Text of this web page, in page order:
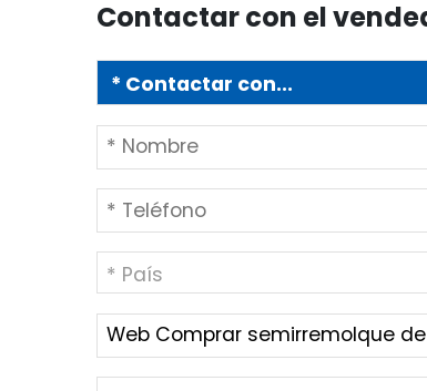
Contactar con el
* País